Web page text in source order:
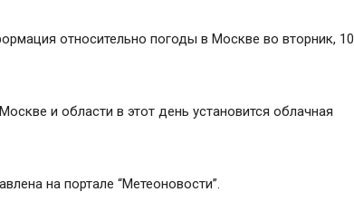
относительно погоды в Москве во вторник, 10
и области в этот день установится облачная
на портале “Метеоновости”.